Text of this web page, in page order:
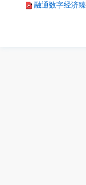
融通数字经济